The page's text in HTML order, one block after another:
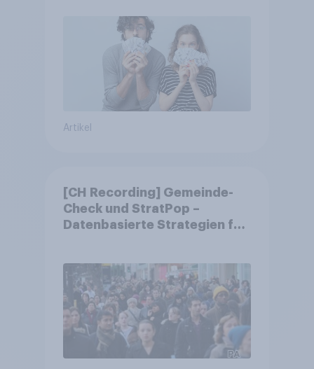
Artikel
[CH Recording] Gemeinde-
Check und StratPop –
Datenbasierte Strategien für